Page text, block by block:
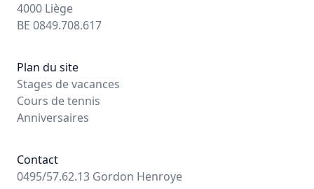
4000 Liège
BE 0849.708.617
Plan du site
Stages de vacances
Cours de tennis
Anniversaires
Contact
0495/57.62.13 Gordon Henroye